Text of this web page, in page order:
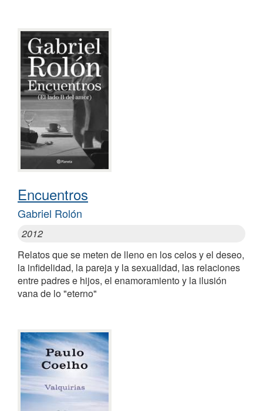
Encuentros
Gabriel Rolón
2012
Relatos que se meten de lleno en los celos y el deseo,
la infidelidad, la pareja y la sexualidad, las relaciones
entre padres e hijos, el enamoramiento y la ilusión
vana de lo "eterno"